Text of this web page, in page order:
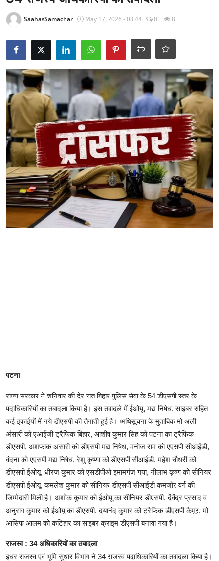
Epaper
धर्म
लाइफस्टाइल
टेक
SaahasSamachar May 17, 2026 - 08:44 0 8
पटना
राज्य सरकार ने शनिवार की देर रात बिहार पुलिस सेवा के 54 डीएसपी स्तर के
पदाधिकारियों का तबादला किया है। इस तबादले में ईओयू, मद्य निषेध, साइबर सहित
कई इकाईयों में नये डीएसपी की तैनाती हुई है। अधिसूचना के मुताबिक मो अली
अंसारी को एआईजी ट्रैफिक बिहार, आशीष कुमार सिंह को पटना का ट्रैफिक
डीएसपी, अशफाक अंसारी को डीएसपी मद्य निषेध, मनोज राम को एएसपी सीआईडी,
वंदना को एएसपी मद्य निषेध, रेशु कृष्णा को डीएसपी सीआईडी, महेश चौधरी को
डीएसपी ईओयू, धीरज कुमार को एसडीपीओ इमामगंज गया, नीलाभ कृष्ण को सीनियर
डीएसपी ईओयू, कमलेश कुमार को सीनियर डीएसपी सीआईडी कमजोर वर्ग की
जिम्मेदारी मिली है। अशोक कुमार को ईओयू का सीनियर डीएसपी, देंवेंद्र प्रसाद व
अनुराग कुमार को ईओयू का डीएसपी, दयानंद कुमार को ट्रैफिक डीएसपी कैमूर, मो
आसिफ आलम को कटिहार का साइबर क्राइम डीएसपी बनाया गया है।
राजस्व : 34 अधिकारियों का तबादला
इधर राजस्व एवं भूमि सुधार विभाग ने 34 राजस्व पदाधिकारियों का तबादला किया है।